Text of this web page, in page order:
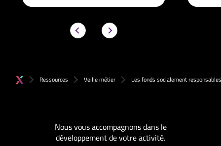
Ressources Veille métier Les fonds socialement responsables
Nous vous accompagnons dans le
développement de votre activité.